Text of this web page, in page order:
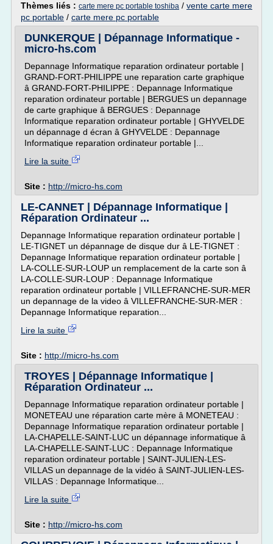
Thèmes liés : carte mere pc portable toshiba / vente carte mere
pc portable / carte mere pc portable
DUNKERQUE | Dépannage Informatique -
micro-hs.com
Depannage Informatique reparation ordinateur portable |
GRAND-FORT-PHILIPPE une reparation carte graphique
â GRAND-FORT-PHILIPPE : Depannage Informatique
reparation ordinateur portable | BERGUES un depannage
de carte graphique â BERGUES : Depannage
Informatique reparation ordinateur portable | GHYVELDE
un dépannage d écran â GHYVELDE : Depannage
Informatique reparation ordinateur portable |...
Lire la suite
Site : http://micro-hs.com
LE-CANNET | Dépannage Informatique |
Réparation Ordinateur ...
Depannage Informatique reparation ordinateur portable |
LE-TIGNET un dépannage de disque dur â LE-TIGNET :
Depannage Informatique reparation ordinateur portable |
LA-COLLE-SUR-LOUP un remplacement de la carte son â
LA-COLLE-SUR-LOUP : Depannage Informatique
reparation ordinateur portable | VILLEFRANCHE-SUR-MER
un depannage de la video â VILLEFRANCHE-SUR-MER :
Depannage Informatique reparation...
Lire la suite
Site : http://micro-hs.com
TROYES | Dépannage Informatique |
Réparation Ordinateur ...
Depannage Informatique reparation ordinateur portable |
MONETEAU une réparation carte mère â MONETEAU :
Depannage Informatique reparation ordinateur portable |
LA-CHAPELLE-SAINT-LUC un dépannage informatique â
LA-CHAPELLE-SAINT-LUC : Depannage Informatique
reparation ordinateur portable | SAINT-JULIEN-LES-
VILLAS un depannage de la vidéo â SAINT-JULIEN-LES-
VILLAS : Depannage Informatique...
Lire la suite
Site : http://micro-hs.com